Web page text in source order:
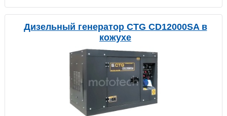
Дизельный генератор CTG CD12000SA в
кожухе